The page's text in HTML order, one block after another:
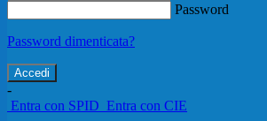
Password
Password dimenticata?
-
Entra con SPID Entra con CIE